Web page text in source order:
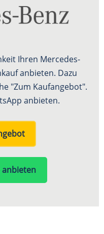
Ihren Mercedes-
anbieten. Dazu
"Zum Kaufangebot".
anbieten.
anbieten